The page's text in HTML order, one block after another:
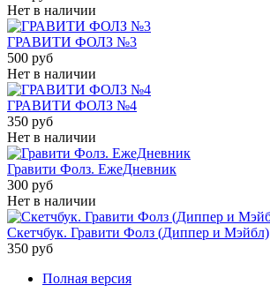
Нет в наличии
ГРАВИТИ ФОЛЗ №3
500 руб
Нет в наличии
ГРАВИТИ ФОЛЗ №4
350 руб
Нет в наличии
Гравити Фолз. ЕжеДневник
300 руб
Нет в наличии
Скетчбук. Гравити Фолз (Диппер и Мэйбл)
350 руб
Полная версия